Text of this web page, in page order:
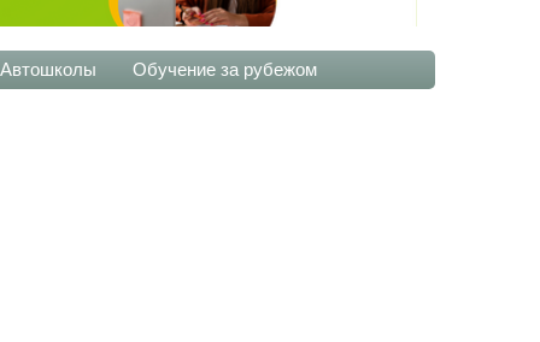
Автошколы Обучение за рубежом